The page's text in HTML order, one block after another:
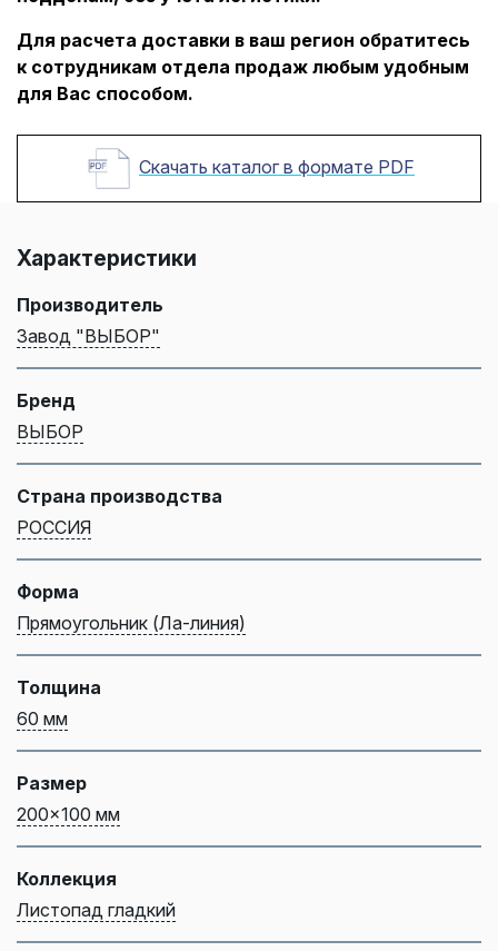
Для расчета доставки в ваш регион обратитесь
к сотрудникам отдела продаж любым удобным
для Вас способом.
Скачать каталог в формате PDF
Характеристики
Производитель
Завод "ВЫБОР"
Бренд
ВЫБОР
Страна производства
РОССИЯ
Форма
Прямоугольник (Ла-линия)
Толщина
60 мм
Размер
200x100 мм
Коллекция
Листопад гладкий